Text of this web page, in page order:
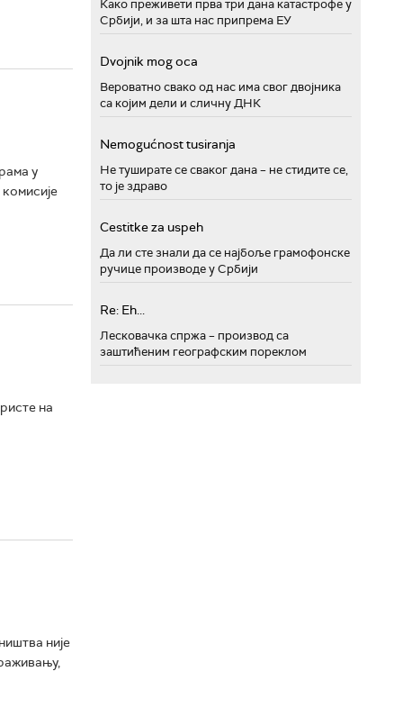
у
на
није
Како преживети прва три дана катастрофе у
Србији, и за шта нас припрема ЕУ
Dvojnik mog oca
Вероватно свако од нас има свог двојника
са којим дели и сличну ДНК
Nemogućnost tusiranja
Не туширате се сваког дана – не стидите се,
то је здраво
Cestitke za uspeh
Да ли сте знали да се најбоље грамофонске
ручице производе у Србији
Re: Eh...
Лесковачка спржа – производ са
заштићеним географским пореклом